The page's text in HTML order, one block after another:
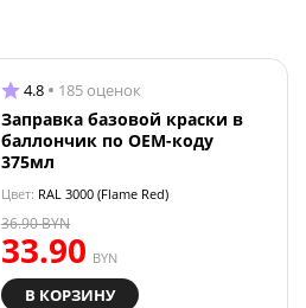
4.8 185 оценок
Заправка базовой краски в
баллончик по OEM-коду
375мл
Цвет: RAL 3000 (Flame Red)
33.90 BYN
36.90BYN
В КОРЗИНУ